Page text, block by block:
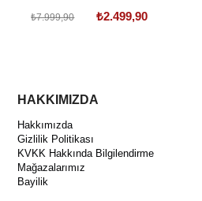
₺2.499,90
₺7.999,90
HAKKIMIZDA
Hakkımızda
Gizlilik Politikası
KVKK Hakkında Bilgilendirme
Mağazalarımız
Bayilik